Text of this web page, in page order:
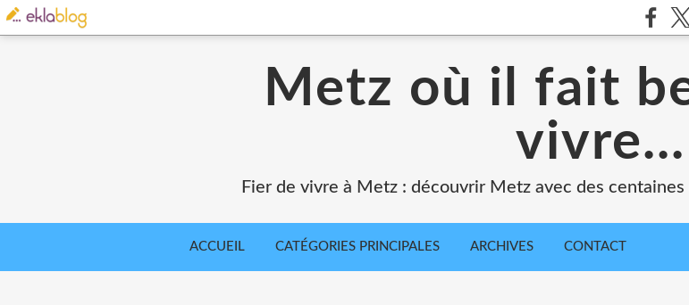
Metz où il fait
vivre...
Fier de vivre à Metz : découvrir Metz avec des
ACCUEIL CATÉGORIES PRINCIPALES ARCHIVES CONTACT